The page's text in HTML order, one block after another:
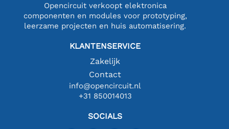
Opencircuit verkoopt elektronica
componenten en modules voor prototyping,
leerzame projecten en huis automatisering.
KLANTENSERVICE
Zakelijk
Contact
info@opencircuit.nl
+31 850014013
SOCIALS